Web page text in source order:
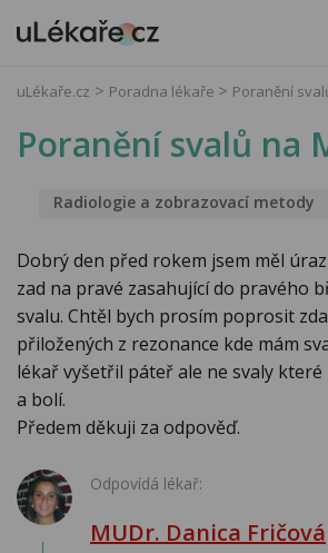
uLékaře.cz Poradna lékaře Poranění
Poranění svalů na
Radiologie a zobrazovací metody
Dobrý den před rokem jsem měl
zad na pravé zasahující do pravého
svalu. Chtěl bych prosím poprosit
přiložených z rezonance kde mám
lékař vyšetřil páteř ale ne svaly
a bolí.
Předem děkuji za odpověď.
Odpovídá lékař:
MUDr. Danica Fričová